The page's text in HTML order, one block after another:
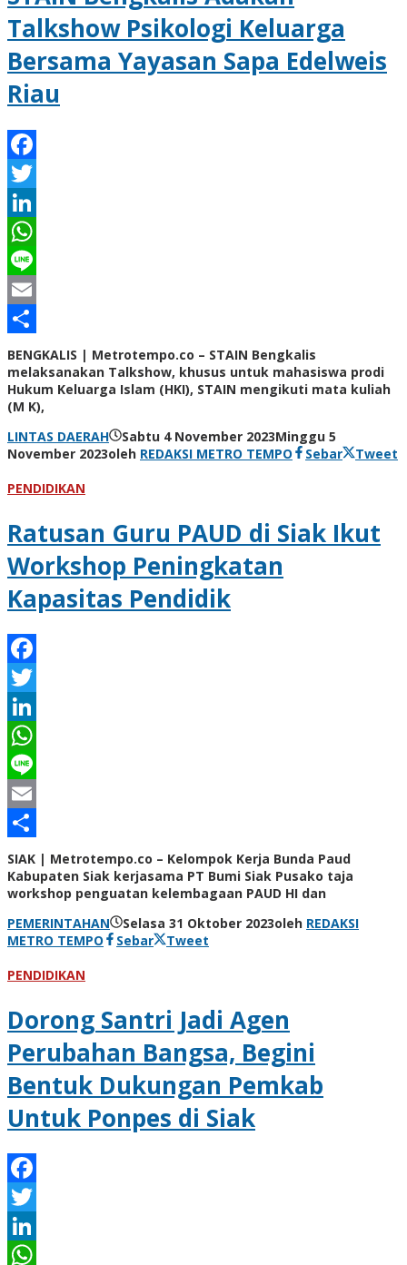
Talkshow Psikologi Keluarga
Bersama Yayasan Sapa Edelweis
Riau
Facebook
Twitter
LinkedIn
WhatsApp
Line
Email
Share
BENGKALIS | Metrotempo.co – STAIN Bengkalis
melaksanakan Talkshow, khusus untuk mahasiswa prodi
Hukum Keluarga Islam (HKI), STAIN mengikuti mata kuliah
(M K),
LINTAS DAERAH
Sabtu 4 November 2023Minggu 5
November 2023oleh REDAKSI METRO TEMPO Sebar
Tweet
PENDIDIKAN
Ratusan Guru PAUD di Siak Ikut
Workshop Peningkatan
Kapasitas Pendidik
Facebook
Twitter
LinkedIn
WhatsApp
Line
Email
Share
SIAK | Metrotempo.co – Kelompok Kerja Bunda Paud
Kabupaten Siak kerjasama PT Bumi Siak Pusako taja
workshop penguatan kelembagaan PAUD HI dan
PEMERINTAHAN
Selasa 31 Oktober 2023oleh REDAKSI
METRO TEMPO
Sebar
Tweet
PENDIDIKAN
Dorong Santri Jadi Agen
Perubahan Bangsa, Begini
Bentuk Dukungan Pemkab
Untuk Ponpes di Siak
Facebook
Twitter
LinkedIn